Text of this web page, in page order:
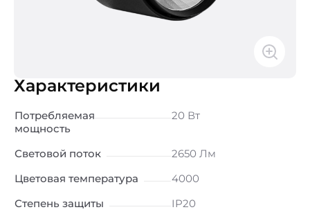
Характеристики
Потребляемая
мощность
20 Вт
Световой поток
2650 Лм
Цветовая температура
4000
Степень защиты
IP20